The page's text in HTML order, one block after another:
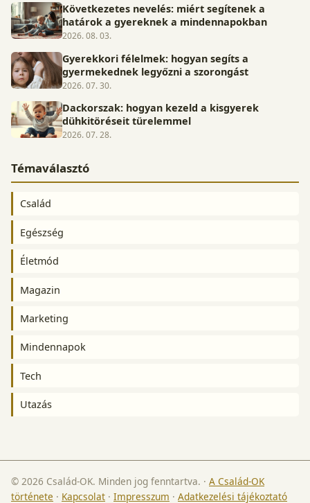
Következetes nevelés: miért segítenek a
határok a gyereknek a mindennapokban
2026. 08. 03.
Gyerekkori félelmek: hogyan segíts a
gyermekednek legyőzni a szorongást
2026. 07. 30.
Dackorszak: hogyan kezeld a kisgyerek
dühkitöréseit türelemmel
2026. 07. 28.
Témaválasztó
Család
Egészség
Életmód
Magazin
Marketing
Mindennapok
Tech
Utazás
© 2026 Család-OK. Minden jog fenntartva. · A Család-OK
története · Kapcsolat · Impresszum · Adatkezelési tájékoztató